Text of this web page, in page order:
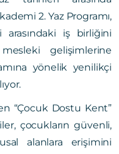
2. Yaz Programı,
iş birliğini
gelişimlerine
yönelik yenilikçi
“Çocuk Dostu Kent”
çocukların güvenli,
alanlara erişimini